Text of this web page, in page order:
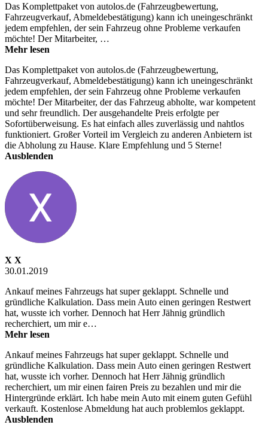
Das Komplettpaket von autolos.de (Fahrzeugbewertung,
Fahrzeugverkauf, Abmeldebestätigung) kann ich uneingeschränkt
jedem empfehlen, der sein Fahrzeug ohne Probleme verkaufen
möchte! Der Mitarbeiter, …
Mehr lesen
Das Komplettpaket von autolos.de (Fahrzeugbewertung,
Fahrzeugverkauf, Abmeldebestätigung) kann ich uneingeschränkt
jedem empfehlen, der sein Fahrzeug ohne Probleme verkaufen
möchte! Der Mitarbeiter, der das Fahrzeug abholte, war kompetent
und sehr freundlich. Der ausgehandelte Preis erfolgte per
Sofortüberweisung. Es hat einfach alles zuverlässig und nahtlos
funktioniert. Großer Vorteil im Vergleich zu anderen Anbietern ist
die Abholung zu Hause. Klare Empfehlung und 5 Sterne!
Ausblenden
X X
30.01.2019
Ankauf meines Fahrzeugs hat super geklappt. Schnelle und
gründliche Kalkulation. Dass mein Auto einen geringen Restwert
hat, wusste ich vorher. Dennoch hat Herr Jähnig gründlich
recherchiert, um mir e…
Mehr lesen
Ankauf meines Fahrzeugs hat super geklappt. Schnelle und
gründliche Kalkulation. Dass mein Auto einen geringen Restwert
hat, wusste ich vorher. Dennoch hat Herr Jähnig gründlich
recherchiert, um mir einen fairen Preis zu bezahlen und mir die
Hintergründe erklärt. Ich habe mein Auto mit einem guten Gefühl
verkauft. Kostenlose Abmeldung hat auch problemlos geklappt.
Ausblenden